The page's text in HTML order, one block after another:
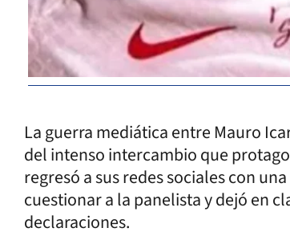
La guerra mediática entre Mauro
del intenso intercambio que
regresó a sus redes sociales con
cuestionar a la panelista y dejó en
declaraciones.